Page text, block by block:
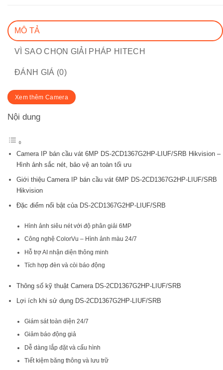
MÔ TẢ
VÌ SAO CHỌN GIẢI PHÁP HITECH
ĐÁNH GIÁ (0)
Xem thêm Camera
Nội dung
Camera IP bán cầu vát 6MP DS-2CD1367G2HP-LIUF/SRB Hikvision –
Hình ảnh sắc nét, bảo vệ an toàn tối ưu
Giới thiệu Camera IP bán cầu vát 6MP DS-2CD1367G2HP-LIUF/SRB
Hikvision
Đặc điểm nổi bật của DS-2CD1367G2HP-LIUF/SRB
Hình ảnh siêu nét với độ phân giải 6MP
Công nghệ ColorVu – Hình ảnh màu 24/7
Hỗ trợ AI nhận diện thông minh
Tích hợp đèn và còi báo động
Thông số kỹ thuật Camera DS-2CD1367G2HP-LIUF/SRB
Lợi ích khi sử dụng DS-2CD1367G2HP-LIUF/SRB
Giám sát toàn diện 24/7
Giảm báo động giả
Dễ dàng lắp đặt và cấu hình
Tiết kiệm băng thông và lưu trữ